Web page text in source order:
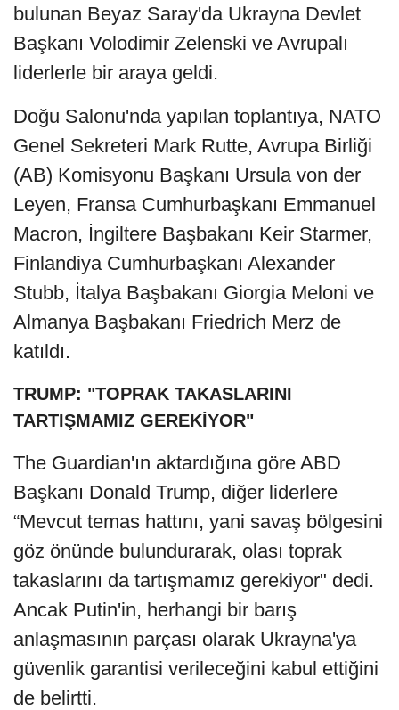
bulunan Beyaz Saray'da Ukrayna Devlet
Başkanı Volodimir Zelenski ve Avrupalı
liderlerle bir araya geldi.
Doğu Salonu'nda yapılan toplantıya, NATO
Genel Sekreteri Mark Rutte, Avrupa Birliği
(AB) Komisyonu Başkanı Ursula von der
Leyen, Fransa Cumhurbaşkanı Emmanuel
Macron, İngiltere Başbakanı Keir Starmer,
Finlandiya Cumhurbaşkanı Alexander
Stubb, İtalya Başbakanı Giorgia Meloni ve
Almanya Başbakanı Friedrich Merz de
katıldı.
TRUMP: "TOPRAK TAKASLARINI
TARTIŞMAMIZ GEREKİYOR"
The Guardian'ın aktardığına göre ABD
Başkanı Donald Trump, diğer liderlere
“Mevcut temas hattını, yani savaş bölgesini
göz önünde bulundurarak, olası toprak
takaslarını da tartışmamız gerekiyor" dedi.
Ancak Putin'in, herhangi bir barış
anlaşmasının parçası olarak Ukrayna'ya
güvenlik garantisi verileceğini kabul ettiğini
de belirtti.